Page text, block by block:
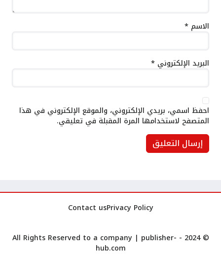
الاسم *
البريد الإلكتروني *
احفظ اسمي، بريدي الإلكتروني، والموقع الإلكتروني في هذا
المتصفح لاستخدامها المرة المقبلة في تعليقي.
Privacy Policy
Contact us
© 2024 - All Rights Reserved to a company |
publisher-
hub.com